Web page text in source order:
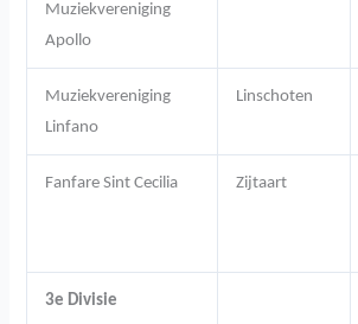
Muziekvereniging
Apollo
Muziekvereniging
Linfano
Linschoten
Fanfare Sint Cecilia Zijtaart
3e Divisie